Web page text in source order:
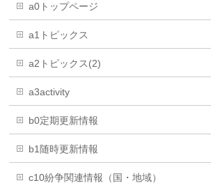
a0トップページ
a1トピックス
a2トピックス(2)
a3activity
b0定期更新情報
b1随時更新情報
c10紛争関連情報（国・地域）